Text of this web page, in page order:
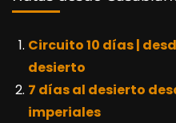
Circuito 10 días |
desierto
7 días al desierto
imperiales